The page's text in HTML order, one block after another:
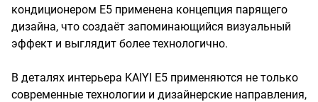
кондиционером E5 применена концепция парящего
дизайна, что создаёт запоминающийся визуальный
эффект и выглядит более технологично.
В деталях интерьера KAIYI E5 применяются не только
современные технологии и дизайнерские направления,